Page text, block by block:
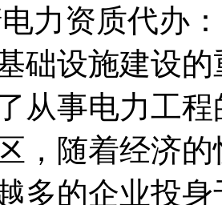
力资质代办
础设施建设
从事电力工
，随着经济
多的企业投